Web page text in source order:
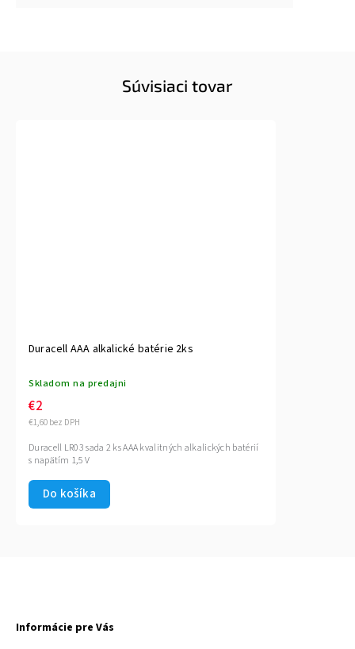
Súvisiaci tovar
Duracell AAA alkalické batérie 2ks
Skladom na predajni
€1,60 bez DPH
€2
Do košíka
Duracell LR03 sada 2 ks AAA kvalitných alkalických batérií
s napätím 1,5 V
Informácie pre Vás